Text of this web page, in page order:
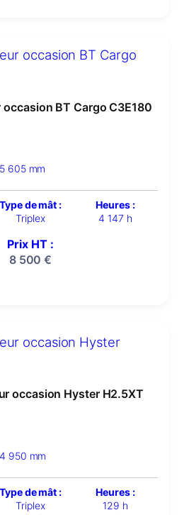
BT Cargo C3E180
5 605 mm
Type de mât :
Triplex
Heures :
4 147 h
Prix HT :
8 500€
occasion Hyster H2.5XT
4 950 mm
Type de mât :
Triplex
Heures :
129 h